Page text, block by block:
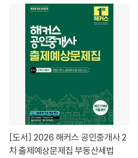
[도서]
차 출제예상문제집 부동산세법